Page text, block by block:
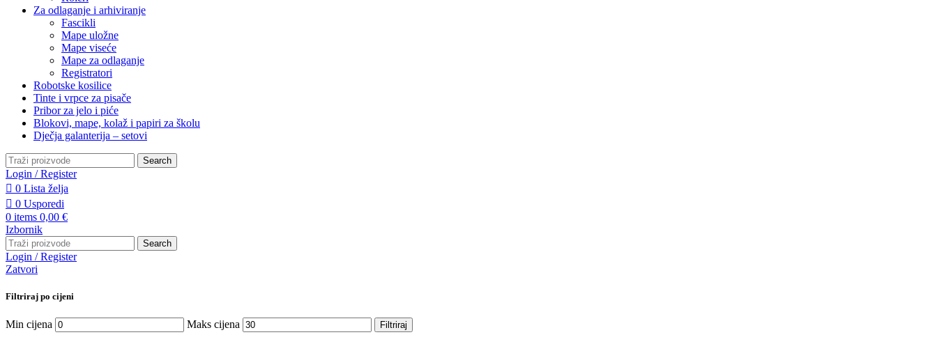
Za odlaganje i arhiviranje
Fascikli
Mape uložne
Mape viseće
Mape za odlaganje
Registratori
Robotske kosilice
Tinte i vrpce za pisače
Pribor za jelo i piće
Blokovi, mape, kolaž i papiri za školu
Dječja galanterija – setovi
Search
Login / Register
0 Lista želja
0 Usporedi
0 items 0,00 €
Izbornik
Search
Login / Register
Zatvori
Filtriraj po cijeni
Min cijena Maks cijena Filtriraj